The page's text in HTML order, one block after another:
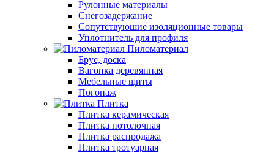
Рулонные материалы
Снегозадержание
Сопутствуюшие изоляционные товары
Уплотнитель для профиля
Пиломатериал
Брус, доска
Вагонка деревянная
Мебельные щиты
Погонаж
Плитка
Плитка керамическая
Плитка потолочная
Плитка распродажа
Плитка тротуарная